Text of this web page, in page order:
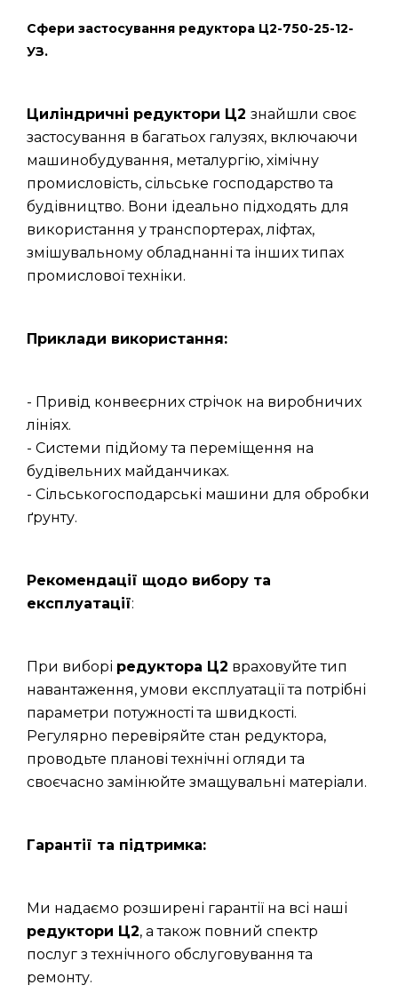
Сфери застосування редуктора Ц2-750-25-12-
УЗ.
Циліндричні редуктори Ц2 знайшли своє
застосування в багатьох галузях, включаючи
машинобудування, металургію, хімічну
промисловість, сільське господарство та
будівництво. Вони ідеально підходять для
використання у транспортерах, ліфтах,
змішувальному обладнанні та інших типах
промислової техніки.
Приклади використання:
- Привід конвеєрних стрічок на виробничих
лініях.
- Системи підйому та переміщення на
будівельних майданчиках.
- Сільськогосподарські машини для обробки
ґрунту.
Рекомендації щодо вибору та
експлуатації:
При виборі редуктора Ц2 враховуйте тип
навантаження, умови експлуатації та потрібні
параметри потужності та швидкості.
Регулярно перевіряйте стан редуктора,
проводьте планові технічні огляди та
своєчасно замінюйте змащувальні матеріали.
Гарантії та підтримка:
Ми надаємо розширені гарантії на всі наші
редуктори Ц2, а також повний спектр
послуг з технічного обслуговування та
ремонту.